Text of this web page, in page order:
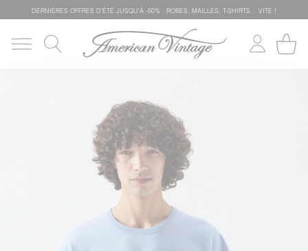
DERNIÈRES OFFRES D'ÉTÊ JUSQU'À -50% : ROBES, MAILLES, T-SHIRTS... VITE !